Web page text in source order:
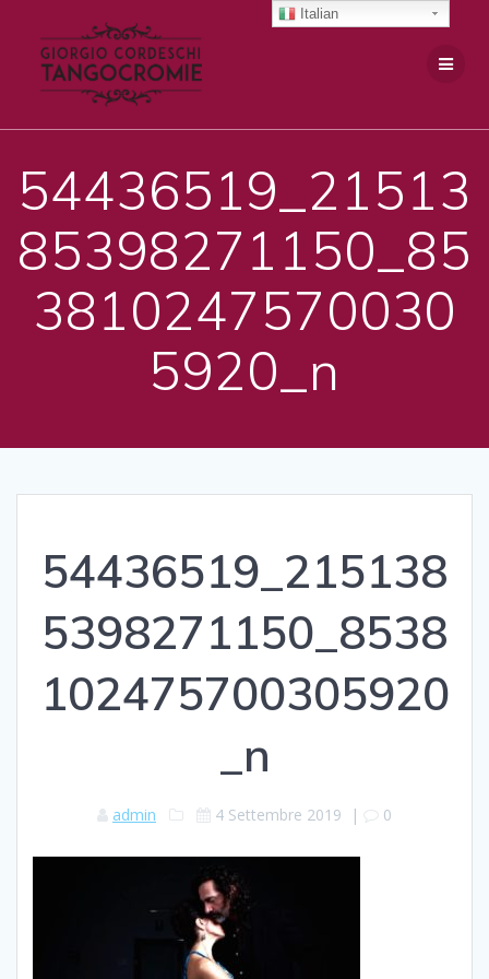
54436519_21513
85398271150_85
3810247570030
5920_n
54436519_215138
5398271150_8538
102475700305920
_n
admin 4 Settembre 2019 | 0
Italian